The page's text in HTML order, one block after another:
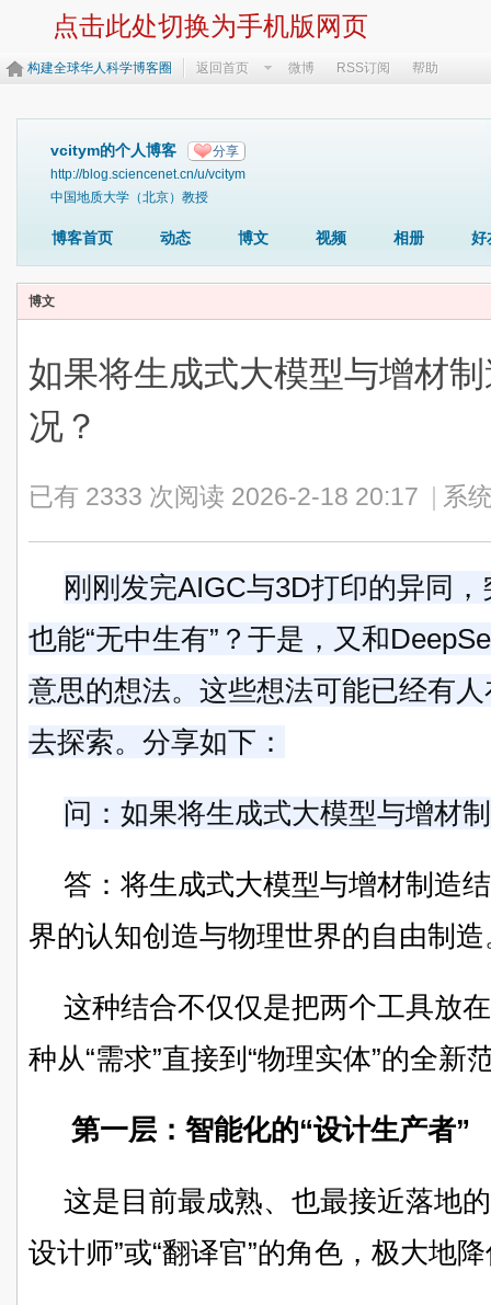
点击此处切换为手机版网页
构建全球华人科学博客圈 返回首页 微博 RSS订阅 帮助
vcitym的个人博客 分享
http://blog.sciencenet.cn/u/vcitym
中国地质大学（北京）教授
博客首页 动态 博文 视频 相册 好
博文
如果将生成式大模型与增材
况？
已有 2333 次阅读 2026-2-18 20:17 系
刚刚发完AIGC与3D打印的异同
也能“无中生有”？于是，又和
意思的想法。这些想法可能已经有
去探索。分享如下：
问： 如果将生成式大模型与增材
答：将生成式大模型与增材制造
界的认知创造与物理世界的自由制造
这种结合不仅仅是把两个工具放
种从“需求”直接到“物理实体”的全新
第一层：智能化的“设计生产者”
这是目前最成熟、也最接近落地
设计师”或“翻译官”的角色，极大地